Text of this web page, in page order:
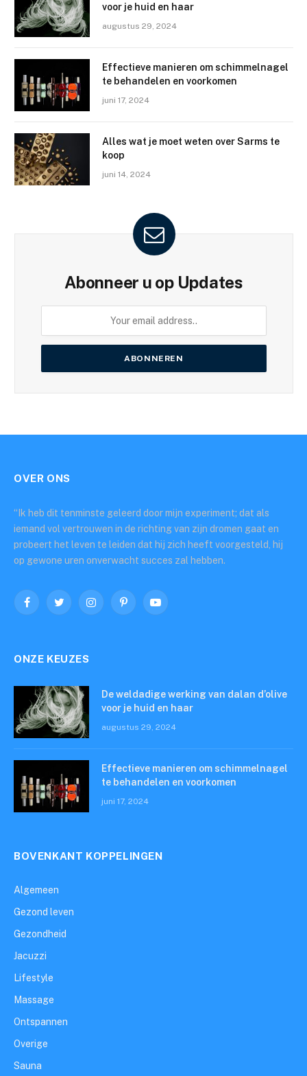
voor je huid en haar
augustus 29, 2024
Effectieve manieren om schimmelnagel
te behandelen en voorkomen
juni 17, 2024
Alles wat je moet weten over Sarms te
koop
juni 14, 2024
Abonneer u op Updates
OVER ONS
“Ik heb dit tenminste geleerd door mijn experiment; dat als
iemand vol vertrouwen in de richting van zijn dromen gaat en
probeert het leven te leiden dat hij zich heeft voorgesteld, hij
op gewone uren onverwacht succes zal hebben.
FacebookTwitterInstagramPinterestYouTube
ONZE KEUZES
De weldadige werking van dalan d’olive
voor je huid en haar
augustus 29, 2024
Effectieve manieren om schimmelnagel
te behandelen en voorkomen
juni 17, 2024
BOVENKANT KOPPELINGEN
Algemeen
Gezond leven
Gezondheid
Jacuzzi
Lifestyle
Massage
Ontspannen
Overige
Sauna